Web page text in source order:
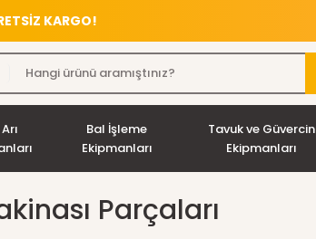
KARGO!
Bal İşleme
Ekipmanları
Tavuk ve Güvercin
Ekipmanları
Parçaları